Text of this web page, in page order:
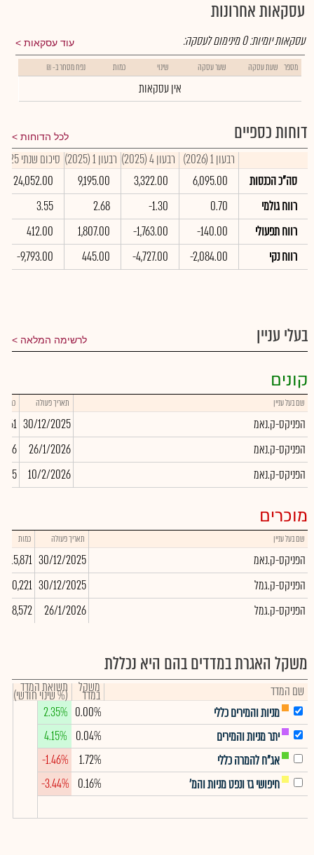
עסקאות אחרונות
עוד עסקאות עסקאות יומיות:0מינימום לעסקה:
מספר שעת עסקה שער עסקה שינוי כמות נפח מסחר ב- ₪
אין עסקאות
דוחות כספיים לכל הדוחות
רבעון 1 (2026) רבעון 4 (2025) רבעון 1 (2025)
סיכום שנתי 2025
סה"כ הכנסות
6,095.00
3,322.00
9,195.00
24,052.00
רווח גולמי
0.70
-1.30
2.68
3.55
רווח תפעולי
-140.00
-1,763.00
1,807.00
412.00
רווח נקי
-2,084.00
-4,727.00
445.00
-9,793.00
בעלי עניין לרשימה המלאה
קונים
שם בעל עניין תאריך פעולה כמות
הפניקס-ק.נאמ 30/12/2025
הפניקס-ק.נאמ
26/1/2026
206
הפניקס-ק.נאמ
10/2/2026
מוכרים
שם בעל עניין תאריך פעולה כמות
הפניקס-ק.נאמ 30/12/2025
-15,871
הפניקס-ק.גמל
30/12/2025
הפניקס-ק.גמל
26/1/2026
-718,572
משקל האגרת במדדים בהם היא נכללת
שם המדד משקל
במדד תשואת המדד
(% שינוי חודשי)
מניות והמירים כללי
0.00%
2.35%
יתר מניות והמירים
0.04%
4.15%
אג"ח להמרה כללי
1.72%
-1.46%
חיפושי גז ונפט מניות והמ'
0.16%
-3.44%